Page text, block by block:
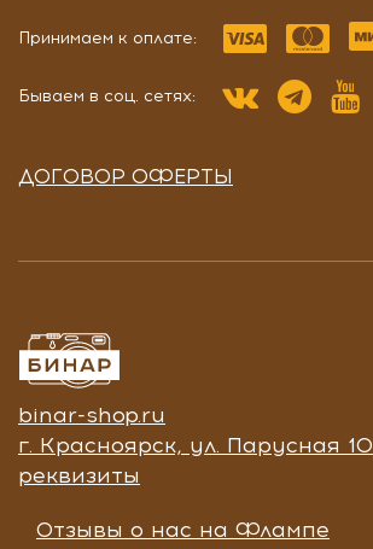
Принимаем к оплате:
Бываем в соц. сетях:
ДОГОВОР ОФЕРТЫ
binar-shop.ru
г. Красноярск, ул. Парусная 10
реквизиты
Отзывы о нас на Флампе